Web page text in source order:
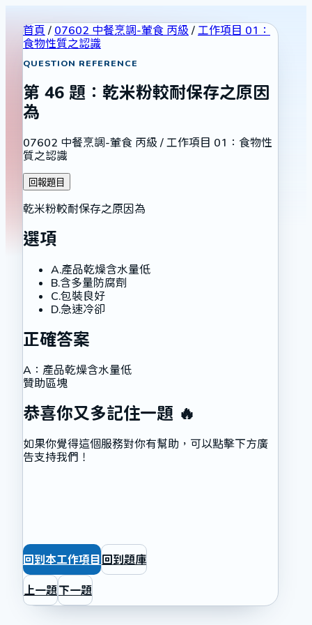
首頁 / 07602 中餐烹調-葷食 丙級 / 工作項目 01：
食物性質之認識
QUESTION REFERENCE
第 46 題： 乾米粉較耐保存之原因
為
07602 中餐烹調-葷食 丙級 / 工作項目 01：食物性
質之認識
回報題目
乾米粉較耐保存之原因為
選項
A.產品乾燥含水量低
B.含多量防腐劑
C.包裝良好
D.急速冷卻
正確答案
A ： 產品乾燥含水量低
贊助區塊
恭喜你又多記住一題 🔥
如果你覺得這個服務對你有幫助，可以點擊下方廣
告支持我們！
回到本工作項目 回到題庫
上一題下一題